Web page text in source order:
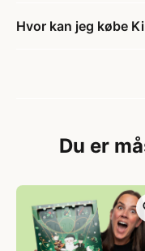
Hvor kan jeg købe
Du er